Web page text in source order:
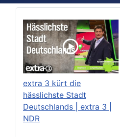
extra 3 kürt die
hässlichste Stadt
Deutschlands | extra 3 |
NDR